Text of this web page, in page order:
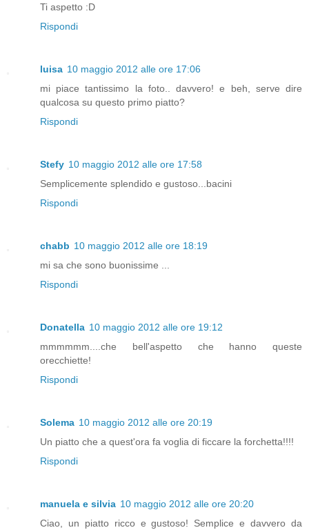
Ti aspetto :D
Rispondi
luisa 10 maggio 2012 alle ore 17:06
mi piace tantissimo la foto.. davvero! e beh, serve dire
qualcosa su questo primo piatto?
Rispondi
Stefy 10 maggio 2012 alle ore 17:58
Semplicemente splendido e gustoso...bacini
Rispondi
chabb 10 maggio 2012 alle ore 18:19
mi sa che sono buonissime ...
Rispondi
Donatella 10 maggio 2012 alle ore 19:12
mmmmmm....che bell'aspetto che hanno queste
orecchiette!
Rispondi
Solema 10 maggio 2012 alle ore 20:19
Un piatto che a quest'ora fa voglia di ficcare la forchetta!!!!
Rispondi
manuela e silvia 10 maggio 2012 alle ore 20:20
Ciao, un piatto ricco e gustoso! Semplice e davvero da